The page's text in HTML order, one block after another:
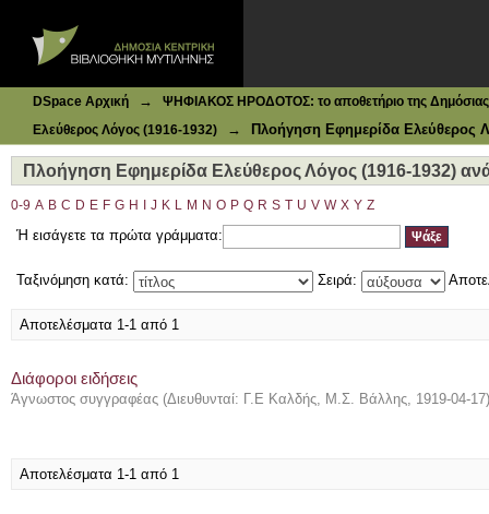
DSpace Αρχική →
ΨΗΦΙΑΚΟΣ ΗΡΟΔΟΤΟΣ: το αποθετήριο της Δημόσιας
Ελεύθερος Λόγος (1916-1932)
→ Πλοήγηση Εφημερίδα Ελεύθερος
Πλοήγηση Εφημερίδα Ελεύθερος Λόγος (1916-1932)
0-9 A B C D E F G H J K L M N O P Q R S T U V W X Y Z
Ή εισάγετε τα πρώτα γράμματα:
Ταξινόμηση κατά: Σειρά:
Αποτελέσματα 1-1 από 1
Διάφοροι ειδήσεις
Άγνωστος συγγραφέας (Διευθυνταί: Γ.Ε Καλδής, Μ.Σ. Βάλλης, 1919-04-17)
Αποτελέσματα 1-1 από 1